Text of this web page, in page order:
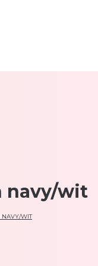
navy/wit
NAVY/WIT